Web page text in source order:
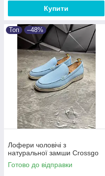
Купити
Топ –48%
Лофери чоловічі з
натуральної замши Crossgo
Готово до відправки